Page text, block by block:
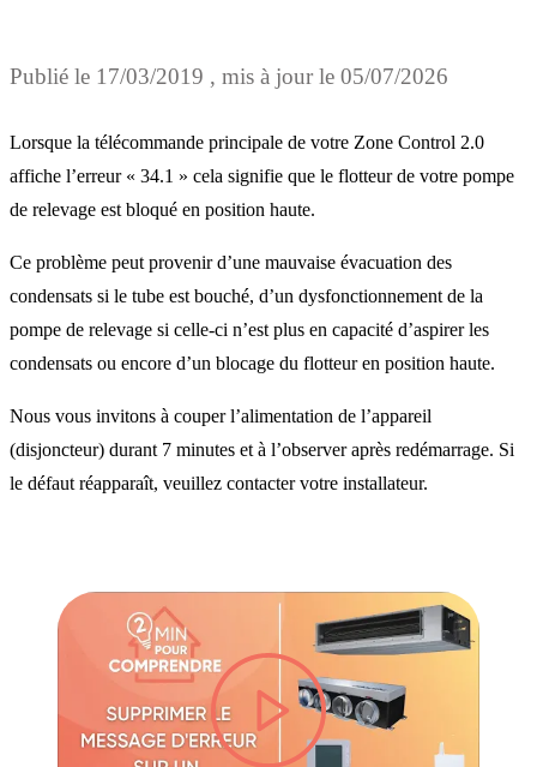
Publié le 17/03/2019 , mis à jour le 05/07/2026
Lorsque la télécommande principale de votre Zone Control 2.0
affiche l’erreur « 34.1 » cela signifie que le flotteur de votre pompe
de relevage est bloqué en position haute.
Ce problème peut provenir d’une mauvaise évacuation des
condensats si le tube est bouché, d’un dysfonctionnement de la
pompe de relevage si celle-ci n’est plus en capacité d’aspirer les
condensats ou encore d’un blocage du flotteur en position haute.
Nous vous invitons à couper l’alimentation de l’appareil
(disjoncteur) durant 7 minutes et à l’observer après redémarrage. Si
le défaut réapparaît, veuillez contacter votre installateur.
lire la vidéo